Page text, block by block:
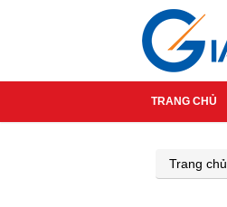
TRANG CHỦ
Trang chủ